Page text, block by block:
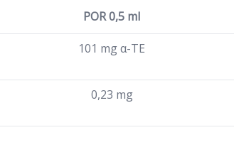
POR 0,5 ml
101 mg α-TE
0,23 mg